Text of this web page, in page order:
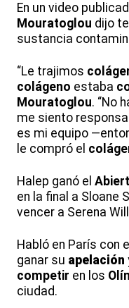
En un video
Mouratoglou dijo
sustancia
“Le trajimos
colágeno estaba
Mouratoglou. “No
me siento
es mi equipo
le compró el
Halep ganó el
en la final a Sloane
vencer a Serena
Habló en París con
ganar su apelación
competir en los
ciudad.